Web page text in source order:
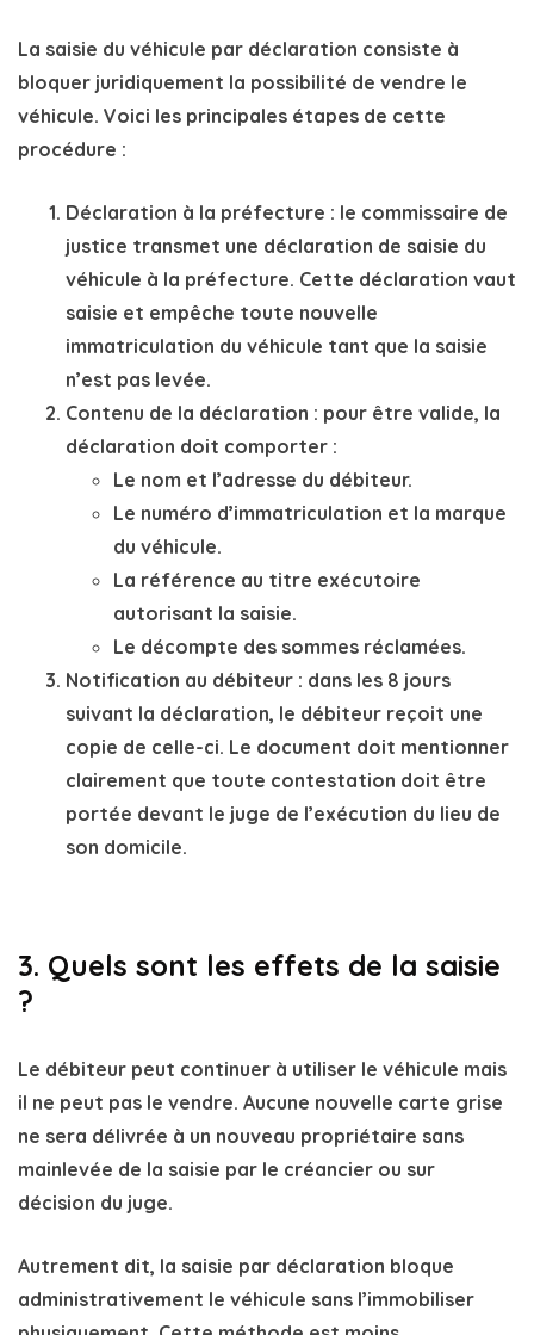
La saisie du véhicule par déclaration consiste à
bloquer juridiquement la possibilité de vendre le
véhicule. Voici les principales étapes de cette
procédure :
Déclaration à la préfecture : le commissaire de
justice transmet une déclaration de saisie du
véhicule à la préfecture. Cette déclaration vaut
saisie et empêche toute nouvelle
immatriculation du véhicule tant que la saisie
n’est pas levée.
Contenu de la déclaration : pour être valide, la
déclaration doit comporter :
Le nom et l’adresse du débiteur.
Le numéro d’immatriculation et la marque
du véhicule.
La référence au titre exécutoire
autorisant la saisie.
Le décompte des sommes réclamées.
Notification au débiteur : dans les 8 jours
suivant la déclaration, le débiteur reçoit une
copie de celle-ci. Le document doit mentionner
clairement que toute contestation doit être
portée devant le juge de l’exécution du lieu de
son domicile.
3. Quels sont les effets de la saisie
?
Le débiteur peut continuer à utiliser le véhicule mais
il ne peut pas le vendre. Aucune nouvelle carte grise
ne sera délivrée à un nouveau propriétaire sans
mainlevée de la saisie par le créancier ou sur
décision du juge.
Autrement dit, la saisie par déclaration bloque
administrativement le véhicule sans l’immobiliser